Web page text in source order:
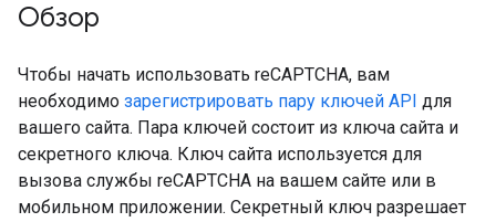
Обзор
Чтобы начать использовать reCAPTCHA, вам
необходимо зарегистрировать пару ключей API для
вашего сайта. Пара ключей состоит из ключа сайта и
секретного ключа. Ключ сайта используется для
вызова службы reCAPTCHA на вашем сайте или в
мобильном приложении. Секретный ключ разрешает